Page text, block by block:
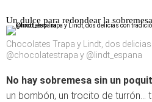
Un dulce para redondear la sobremesa
Chocolates Trapa y Lindt, dos
@chocolatestrapa y @lindt_espana
No hay sobremesa sin un
un bombón, un trocito de turrón...